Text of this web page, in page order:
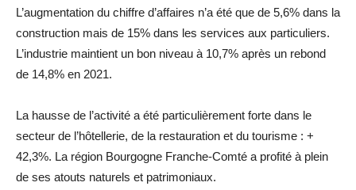
L’augmentation du chiffre d’affaires n’a été que de 5,6% dans la
construction mais de 15% dans les services aux particuliers.
L’industrie maintient un bon niveau à 10,7% après un rebond
de 14,8% en 2021.
La hausse de l’activité a été particulièrement forte dans le
secteur de l’hôtellerie, de la restauration et du tourisme : +
42,3%. La région Bourgogne Franche-Comté a profité à plein
de ses atouts naturels et patrimoniaux.